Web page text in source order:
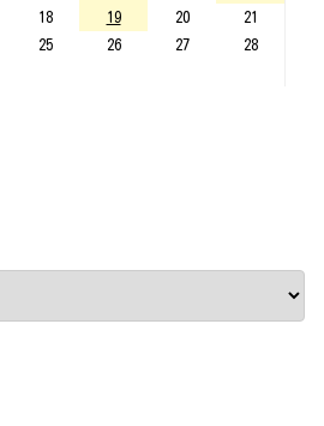
18 19 20
21
25 26 27
28